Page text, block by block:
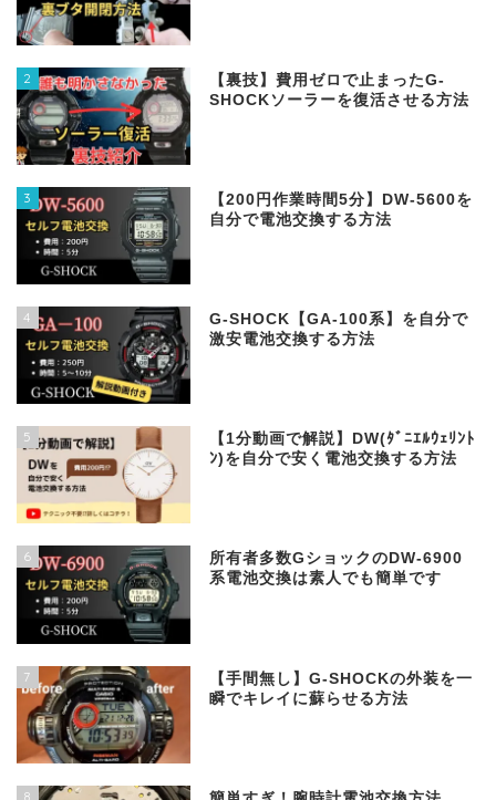
2
【裏技】費用ゼロで止まったG-
SHOCKソーラーを復活させる方法
3
【200円作業時間5分】DW‐5600を
自分で電池交換する方法
4
G-SHOCK【GA-100系】を自分で
激安電池交換する方法
5
【1分動画で解説】DW(ﾀﾞﾆｴﾙｳｪﾘﾝﾄ
ﾝ)を自分で安く電池交換する方法
6
所有者多数GショックのDW-6900
系電池交換は素人でも簡単です
7
【手間無し】G-SHOCKの外装を一
瞬でキレイに蘇らせる方法
8